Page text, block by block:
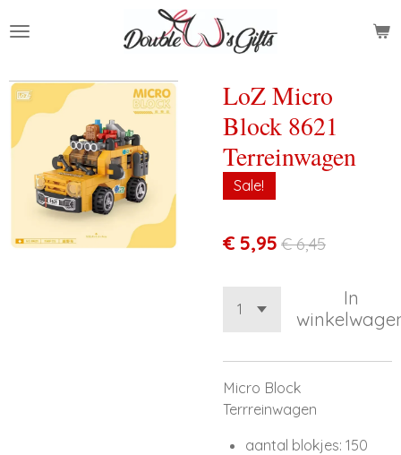
direct
de
hoofdinhoud
LoZ Micro
Block 8621
Terreinwagen
Sale!
€ 5,95 € 6,45
In
Micro Block
Terrreinwagen
aantal blokjes: 150